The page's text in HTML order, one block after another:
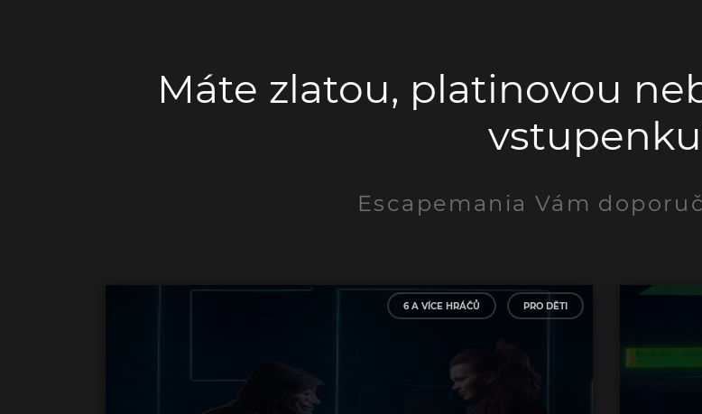
Máte zlatou, platinovou
Escapemania Vám
6 A VÍCE HRÁČŮ PRO DĚTI